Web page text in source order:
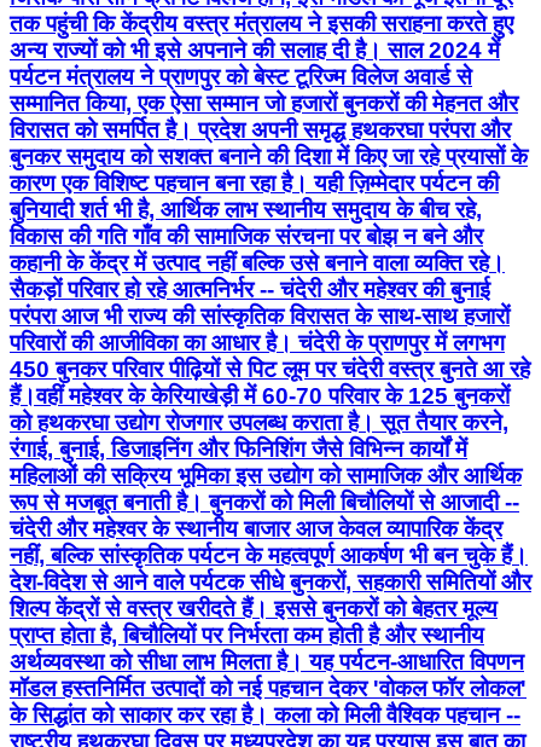
तक पहुंची कि केंद्रीय वस्त्र मंत्रालय ने इसकी सराहना करते हुए
अन्य राज्यों को भी इसे अपनाने की सलाह दी है। साल 2024 में
पर्यटन मंत्रालय ने प्राणपुर को बेस्ट टूरिज्म विलेज अवार्ड से
सम्मानित किया, एक ऐसा सम्मान जो हजारों बुनकरों की मेहनत और
विरासत को समर्पित है। प्रदेश अपनी समृद्ध हथकरघा परंपरा और
बुनकर समुदाय को सशक्त बनाने की दिशा में किए जा रहे प्रयासों के
कारण एक विशिष्ट पहचान बना रहा है। यही ज़िम्मेदार पर्यटन की
बुनियादी शर्त भी है, आर्थिक लाभ स्थानीय समुदाय के बीच रहे,
विकास की गति गाँव की सामाजिक संरचना पर बोझ न बने और
कहानी के केंद्र में उत्पाद नहीं बल्कि उसे बनाने वाला व्यक्ति रहे।
सैकड़ों परिवार हो रहे आत्मनिर्भर -- चंदेरी और महेश्वर की बुनाई
परंपरा आज भी राज्य की सांस्कृतिक विरासत के साथ-साथ हजारों
परिवारों की आजीविका का आधार है। चंदेरी के प्राणपुर में लगभग
450 बुनकर परिवार पीढ़ियों से पिट लूम पर चंदेरी वस्त्र बुनते आ रहे
हैं।वहीं महेश्वर के केरियाखेड़ी में 60-70 परिवार के 125 बुनकरों
को हथकरघा उद्योग रोजगार उपलब्ध कराता है। सूत तैयार करने,
रंगाई, बुनाई, डिजाइनिंग और फिनिशिंग जैसे विभिन्न कार्यों में
महिलाओं की सक्रिय भूमिका इस उद्योग को सामाजिक और आर्थिक
रूप से मजबूत बनाती है। बुनकरों को मिली बिचौलियों से आजादी --
चंदेरी और महेश्वर के स्थानीय बाजार आज केवल व्यापारिक केंद्र
नहीं, बल्कि सांस्कृतिक पर्यटन के महत्वपूर्ण आकर्षण भी बन चुके हैं।
देश-विदेश से आने वाले पर्यटक सीधे बुनकरों, सहकारी समितियों और
शिल्प केंद्रों से वस्त्र खरीदते हैं। इससे बुनकरों को बेहतर मूल्य
प्राप्त होता है, बिचौलियों पर निर्भरता कम होती है और स्थानीय
अर्थव्यवस्था को सीधा लाभ मिलता है। यह पर्यटन-आधारित विपणन
मॉडल हस्तनिर्मित उत्पादों को नई पहचान देकर 'वोकल फॉर लोकल'
के सिद्धांत को साकार कर रहा है। कला को मिली वैश्विक पहचान --
राष्ट्रीय हथकरघा दिवस पर मध्यप्रदेश का यह प्रयास इस बात का